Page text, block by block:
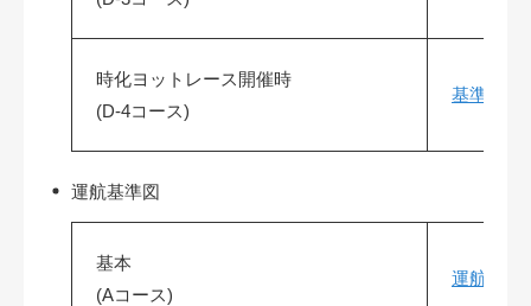
時化ヨットレース開催時
(D-4コース)
基準航路
運航基準図
基本
(Aコース)
運航基準